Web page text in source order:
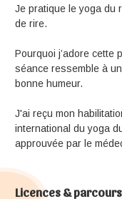
Je pratique le yoga du
de rire.
Pourquoi j’adore cette
séance ressemble à
bonne humeur.
J'ai reçu mon
international du yoga
approuvée par le
Licences & parcours